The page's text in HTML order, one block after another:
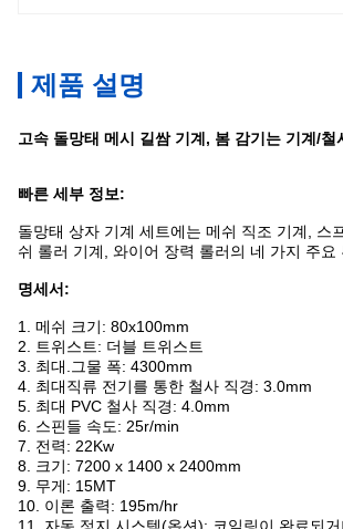
제품 설명
고속 돌망태 메시 길쌈 기계, 봄 감기는 기계/철
빠른 세부 정보:
돌망태 상자 기계 세트에는 메쉬 직조 기계, 스
쉬 롤러 기계, 와이어 장력 롤러의 네 가지 주요
명세서:
1. 메쉬 크기: 80x100mm
2. 트위스트: 더블 트위스트
3. 최대.그물 폭: 4300mm
4. 최대직류 전기를 통한 철사 직경: 3.0mm
5. 최대 PVC 철사 직경: 4.0mm
6. 스핀들 속도: 25r/min
7. 전력: 22Kw
8. 크기: 7200 x 1400 x 2400mm
9. 무게: 15MT
10. 이론 출력: 195m/hr